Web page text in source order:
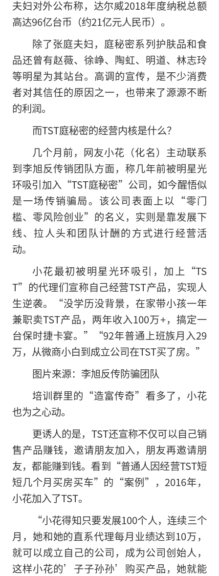
夫妇对外公布称，达尔威2018年度纳税总额
高达96亿台币（约21亿元人民币）。
除了张庭夫妇，庭秘密系列护肤品和食
品还曾有赵薇、徐峥、陶虹、明道、林志玲
等明星为其站台。高调的宣传，是不少消费
者对其信任的原因之一，也带来了源源不断
的利润。
而TST庭秘密的经营内核是什么？
几个月前，网友小花（化名）主动联系
到李旭反传销团队方面，称几年前被明星光
环吸引加入“TST庭秘密”公司，如今醒悟似
是一场传销骗局。该公司表面上以“零门
槛、零风险创业”的名义，实则是靠发展下
线、拉人头和团队计酬的方式进行经营活
动。
小花最初被明星光环吸引，加上“TS
T”的代理们宣称自己经营TST产品，实现人
生逆袭。“没学历没背景，在家带小孩一年
兼职卖TST产品，两年收入100万+，搞定一
台保时捷卡宴。”“92年普通上班族月入29
万，从微商小白到成立公司在TST买了房。”
图片来源：李旭反传防骗团队
培训群里的“造富传奇”看多了，小花
也为之心动。
更诱人的是，TST还宣称不仅可以自己销
售产品赚钱，邀请朋友加入，朋友再邀请朋
友，都能赚到钱。看到“普通人因经营TST短
短几个月买房买车”的“案例”，2016年，
小花加入了TST。
“小花得知只要发展100个人，连续三个
月，她和她的直系代理每月业绩达到10万，
就可以成立自己的公司，成为公司创始人，
这样小花的’子子孙孙’购买产品，她就能